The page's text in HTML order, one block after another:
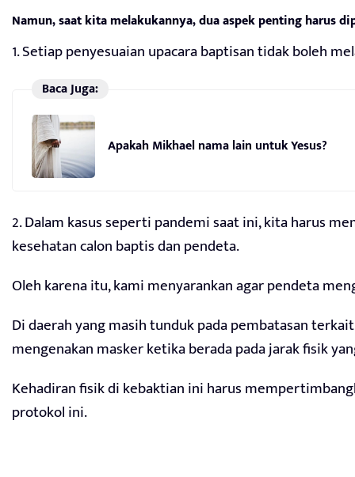
Namun, saat kita melakukannya, dua aspek penting harus
1. Setiap penyesuaian upacara baptisan tidak boleh
Baca Juga:
Apakah Mikhael nama lain untuk Yesus?
2. Dalam kasus seperti pandemi saat ini, kita harus
kesehatan calon baptis dan pendeta.
Oleh karena itu, kami menyarankan agar pendeta
Di daerah yang masih tunduk pada pembatasan
mengenakan masker ketika berada pada jarak fisik
Kehadiran fisik di kebaktian ini harus
protokol ini.